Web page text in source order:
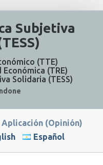
Subjetiva
(TTE)
(TRE)
Solidaria (TESS)
Aplicación (Opinión)
Español